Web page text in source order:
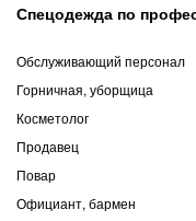
Спецодежда по
Обслуживающий персонал
Горничная, уборщица
Косметолог
Продавец
Повар
Официант, бармен